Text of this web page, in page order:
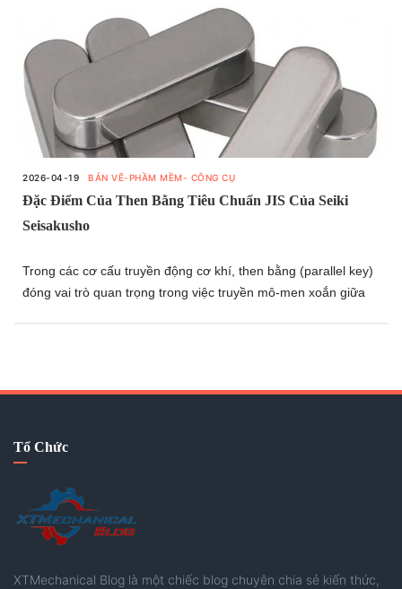
2026-04-19 BẢN VẼ-PHẦM MỀM- CÔNG CỤ
Đặc Điểm Của Then Bằng Tiêu Chuẩn JIS Của Seiki
Seisakusho
Trong các cơ cấu truyền động cơ khí, then bằng (parallel key)
đóng vai trò quan trọng trong việc truyền mô-men xoắn giữa
Tổ Chức
XTMechanical Blog là một chiếc blog chuyên chia sẻ kiến thức,